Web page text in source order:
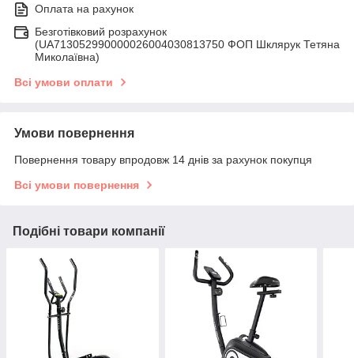
Оплата на рахунок
Безготівковий розрахунок
(UA713052990000026004030813750 ФОП Шклярук Тетяна
Миколаївна)
Всі умови оплати
Умови повернення
Повернення товару впродовж 14 днів за рахунок покупця
Всі умови повернення
Подібні товари компанії